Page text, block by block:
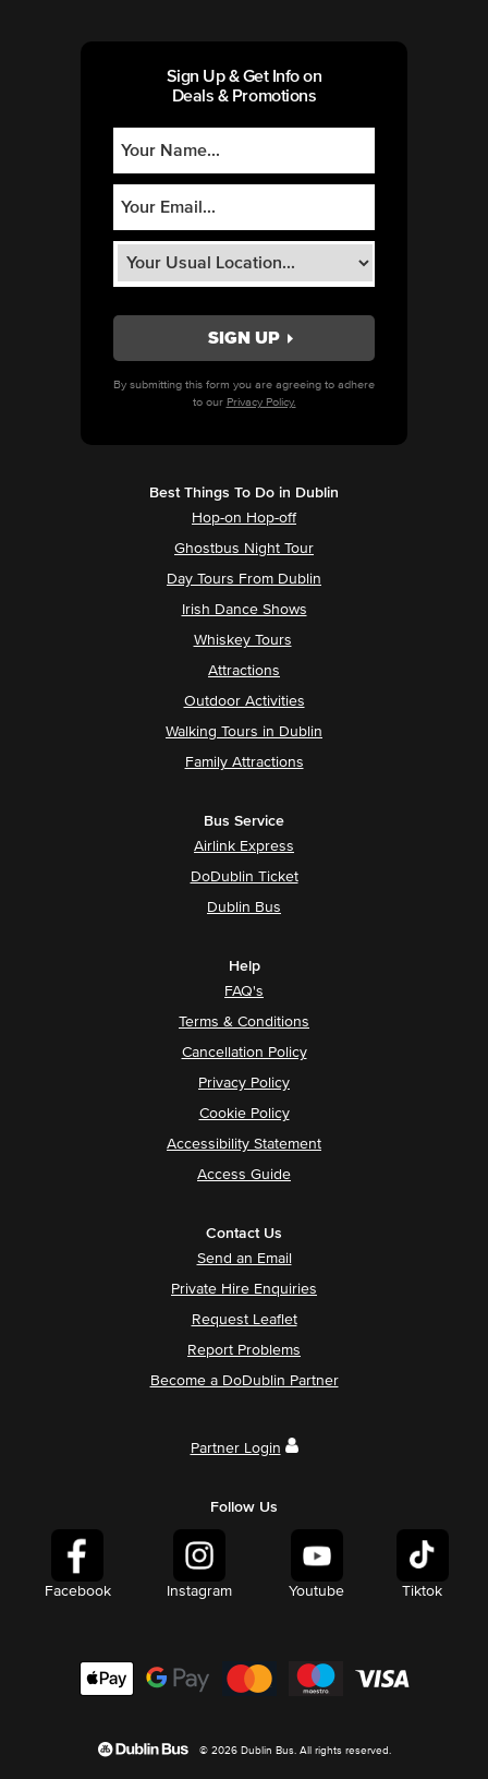
Sign Up & Get Info on
Deals & Promotions
By submitting this form you are agreeing to adhere
to our Privacy Policy.
Best Things To Do in Dublin
Hop-on Hop-off
Ghostbus Night Tour
Day Tours From Dublin
Irish Dance Shows
Whiskey Tours
Attractions
Outdoor Activities
Walking Tours in Dublin
Family Attractions
Bus Service
Airlink Express
DoDublin Ticket
Dublin Bus
Help
FAQ's
Terms & Conditions
Cancellation Policy
Privacy Policy
Cookie Policy
Accessibility Statement
Access Guide
Contact Us
Send an Email
Private Hire Enquiries
Request Leaflet
Report Problems
Become a DoDublin Partner
Partner Login
Follow Us
Facebook Instagram Youtube Tiktok
© 2026 Dublin Bus. All rights reserved.